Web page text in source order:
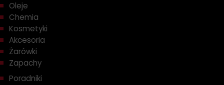
Oleje
Chemia
Kosmetyki
Akcesoria
Żarówki
Zapachy
Poradniki